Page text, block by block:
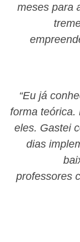
meses para
“Eu já
forma teórica.
eles. Gastei
dias
professores